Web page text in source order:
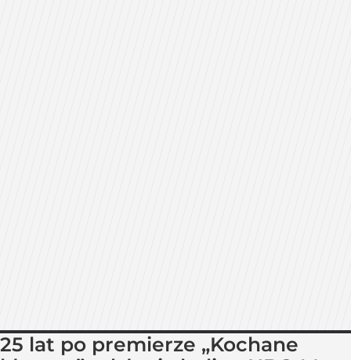
25 lat po premierze „Kochane